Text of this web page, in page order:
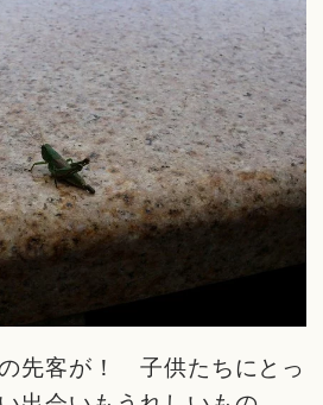
先客が！ 子供たちにとっ